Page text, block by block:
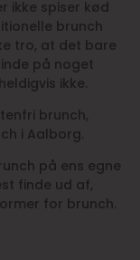
ikke spiser kød
brunch
tro, at det bare
på noget
ikke.
brunch,
i Aalborg.
på ens egne
finde ud af,
for brunch.